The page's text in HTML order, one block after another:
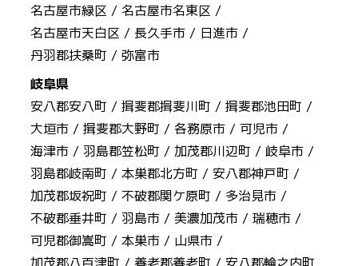
名古屋市緑区 /名古屋市名東区 /
名古屋市天白区 /長久手市 / 日進市 /
丹羽郡扶桑町 /弥富市
岐阜県
安八郡安八町 /揖斐郡揖斐川町 /揖斐郡池田町 /
大垣市 /揖斐郡大野町 / 各務原市 /可児市 /
海津市 /羽島郡笠松町 /加茂郡川辺町 / 岐阜市 /
羽島郡岐南町 /本巣郡北方町 / 安八郡神戸町 /
加茂郡坂祝町 /不破郡関ケ原町 / 多治見市 /
不破郡垂井町 /羽島市 /美濃加茂市 /瑞穂市 /
可児郡御嵩町 /本巣市 / 山県市 /
加茂郡八百津町 /養老郡養老町 / 安八郡輪之内町